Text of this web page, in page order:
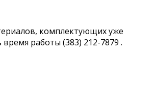
комплектующих уже
работы (383) 212-7879 .